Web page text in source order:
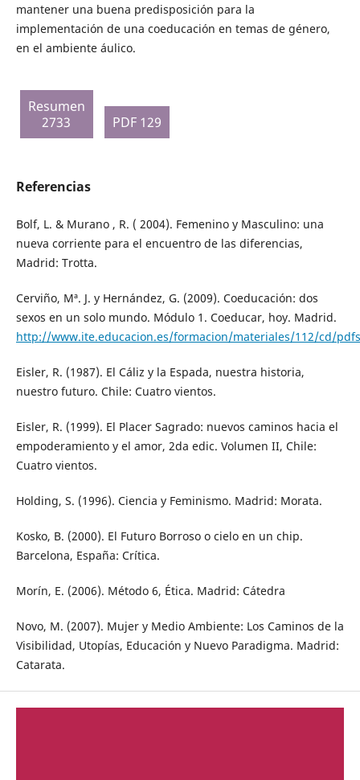
mantener una buena predisposición para la
implementación de una coeducación en temas de género,
en el ambiente áulico.
Resumen
2733
PDF 129
Referencias
Bolf, L. & Murano , R. ( 2004). Femenino y Masculino: una
nueva corriente para el encuentro de las diferencias,
Madrid: Trotta.
Cerviño, Mª. J. y Hernández, G. (2009). Coeducación: dos
sexos en un solo mundo. Módulo 1. Coeducar, hoy. Madrid.
http://www.ite.educacion.es/formacion/materiales/112/cd/
Eisler, R. (1987). El Cáliz y la Espada, nuestra historia,
nuestro futuro. Chile: Cuatro vientos.
Eisler, R. (1999). El Placer Sagrado: nuevos caminos hacia el
empoderamiento y el amor, 2da edic. Volumen II, Chile:
Cuatro vientos.
Holding, S. (1996). Ciencia y Feminismo. Madrid: Morata.
Kosko, B. (2000). El Futuro Borroso o cielo en un chip.
Barcelona, España: Crítica.
Morín, E. (2006). Método 6, Ética. Madrid: Cátedra
Novo, M. (2007). Mujer y Medio Ambiente: Los Caminos de la
Visibilidad, Utopías, Educación y Nuevo Paradigma. Madrid:
Catarata.